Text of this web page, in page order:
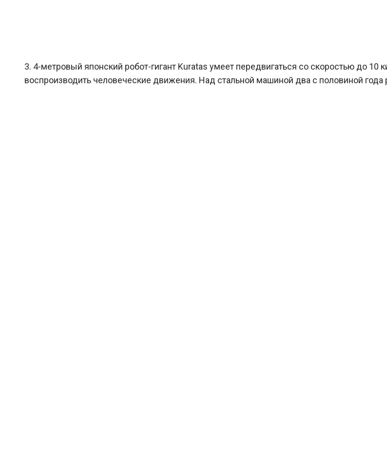
3. 4-метровый японский робот-гигант Kuratas умеет передвигаться со скоростью до 10
воспроизводить человеческие движения. Над стальной машиной два с половиной года